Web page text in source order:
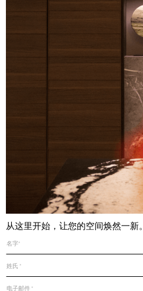
从这里开始，让您的空间焕然一新。